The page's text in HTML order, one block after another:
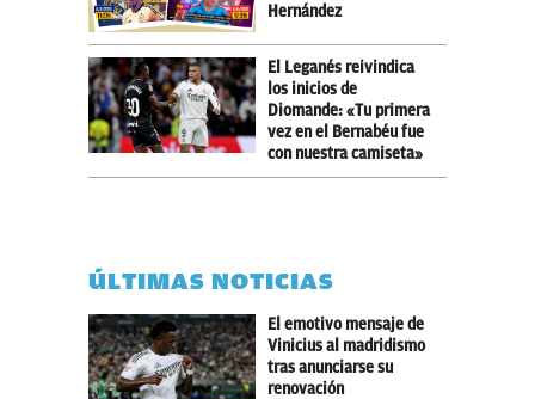
Hernández
El Leganés reivindica
los inicios de
Diomande: «Tu primera
vez en el Bernabéu fue
con nuestra camiseta»
ÚLTIMAS NOTICIAS
El emotivo mensaje de
Vinicius al madridismo
tras anunciarse su
renovación